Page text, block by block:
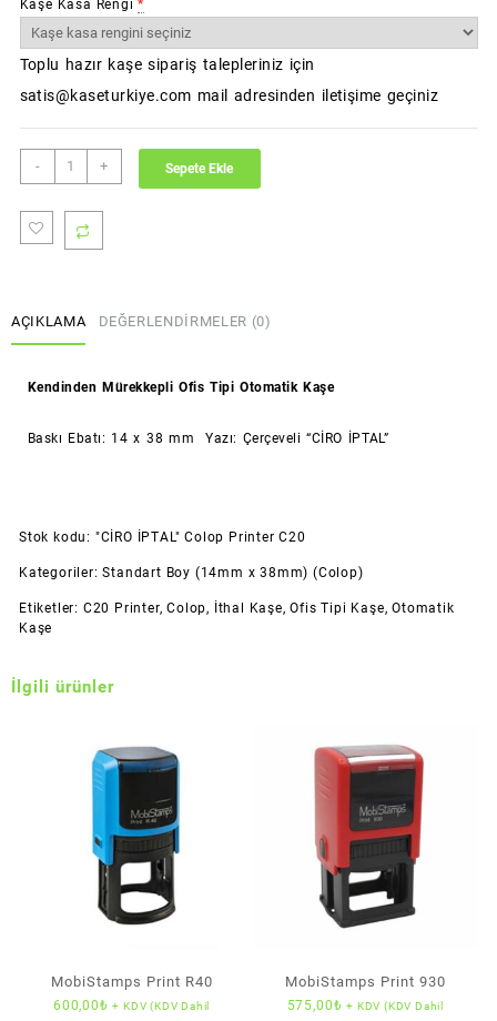
Kaşe Kasa Rengi *
Toplu hazır kaşe sipariş talepleriniz için
satis@kaseturkiye.com mail adresinden iletişime geçiniz
-
CİRO
İPTAL
(Standart
Boy)
+ Sepete Ekle
AÇIKLAMA DEĞERLENDIRMELER (0)
Kendinden Mürekkepli Ofis Tipi Otomatik Kaşe
Baskı Ebatı: 14 x 38 mm Yazı: Çerçeveli “CİRO İPTAL”
Stok kodu: "CİRO İPTAL" Colop Printer C20
Kategoriler:Standart Boy (14mm x 38mm) (Colop)
Etiketler: C20 Printer,Colop, İthal Kaşe,Ofis Tipi Kaşe,Otomatik
Kaşe
İlgili ürünler
MobiStamps Print R40
600,00₺ + KDV (KDV Dahil
MobiStamps Print 930
575,00₺ + KDV (KDV Dahil